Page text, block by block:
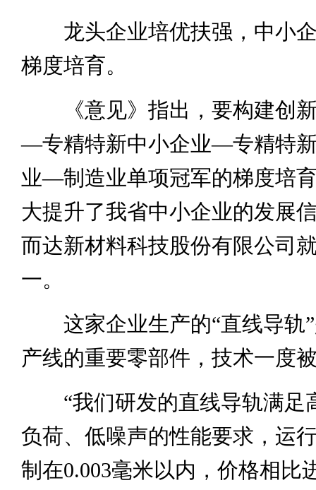
龙头企业培优扶强，中小企
梯度培育。
《意见》指出，要构建创新
—专精特新中小企业—专精特新
业—制造业单项冠军的梯度培
大提升了我省中小企业的发展
而达新材料科技股份有限公司
一。
这家企业生产的“直线导轨”
产线的重要零部件，技术一度
“我们研发的直线导轨满足
负荷、低噪声的性能要求，运
制在0.003毫米以内，价格相比